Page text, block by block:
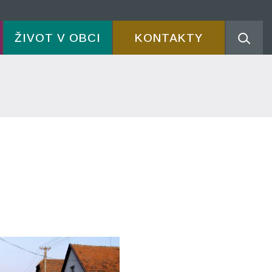
ŽIVOT V OBCI KONTAKTY